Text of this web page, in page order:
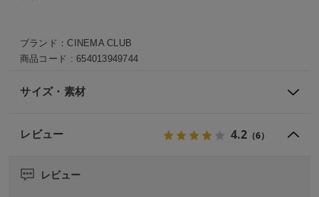
ブランド：CINEMA CLUB
商品コード :654013949744
サイズ・素材
レビュー 4.2 （6）
レビュー